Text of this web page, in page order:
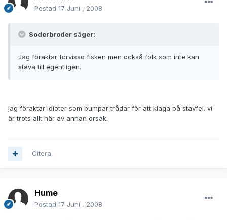
Postad 17 Juni , 2008
Soderbroder säger:
Jag föraktar förvisso fisken men också folk som inte kan
stava till egentligen.
jag föraktar idioter som bumpar trådar för att klaga på stavfel. vi
är trots allt här av annan orsak.
Citera
Hume
Postad 17 Juni , 2008